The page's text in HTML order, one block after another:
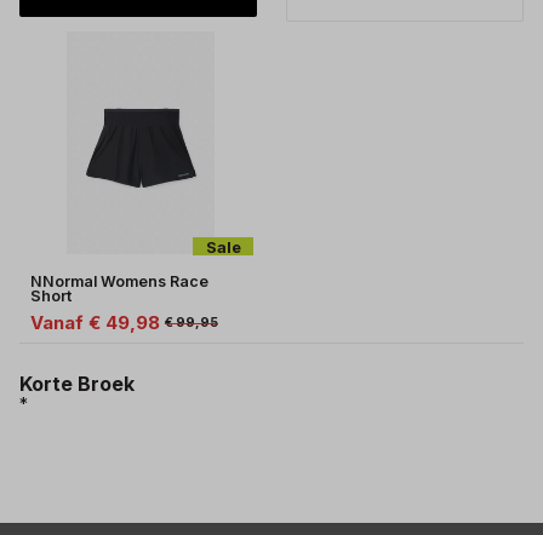
Sale
NNormal Womens Race
Short
Vanaf € 49,98 € 99,95
Korte Broek
*